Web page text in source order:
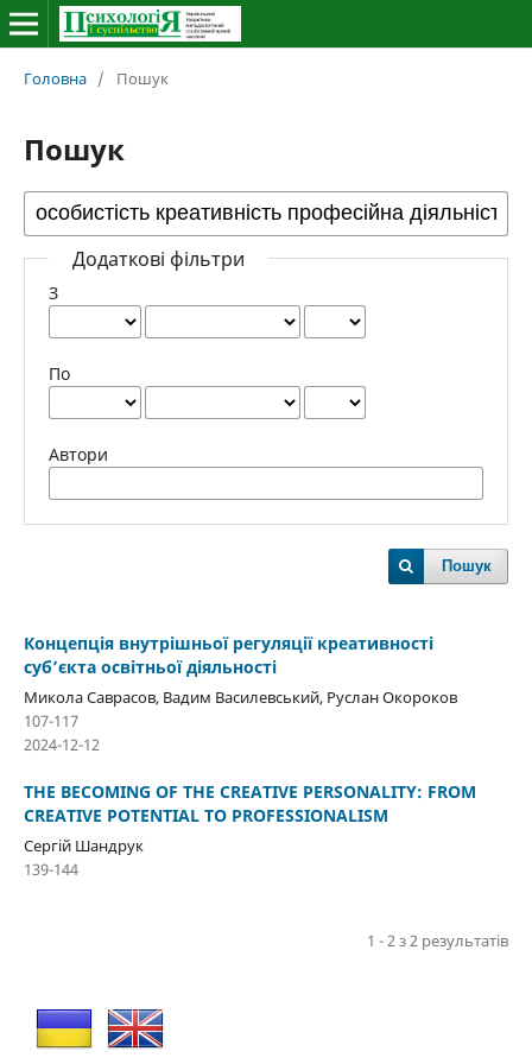
Головна / Пошук
Пошук
Додаткові фільтри
З
По
Автори
Пошук
Концепція внутрішньої регуляції креативності
суб’єкта освітньої діяльності
Микола Саврасов, Вадим Василевський, Руслан Окороков
107-117
2024-12-12
THE BECOMING OF THE CREATIVE PERSONALITY: FROM
CREATIVE POTENTIAL TO PROFESSIONALISM
Сергій Шандрук
139-144
1 - 2 з 2 результатів